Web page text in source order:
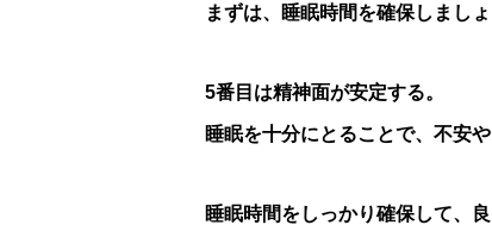
まずは、睡眠時間を確保しましょ
5番目は精神面が安定する。
睡眠を十分にとることで、不安
睡眠時間をしっかり確保して、